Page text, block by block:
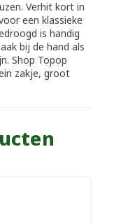
Verhit kort in
een klassieke
is handig
bij de hand als
Shop Topop
zakje, groot